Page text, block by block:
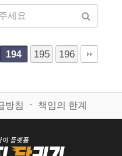
194 195 196
방침 ㆍ 책임의 한계